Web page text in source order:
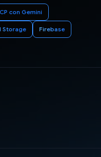
con Gemini
Storage Firebase